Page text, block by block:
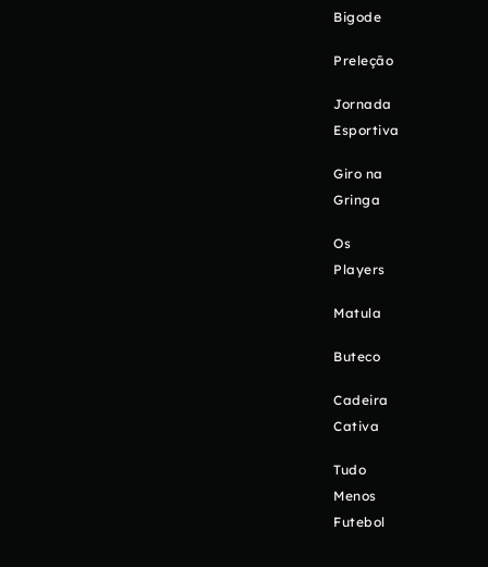
Bigode
Preleção
Jornada
Esportiva
Giro na
Gringa
Os
Players
Matula
Buteco
Cadeira
Cativa
Tudo
Menos
Futebol